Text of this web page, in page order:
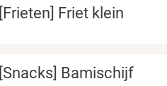
[Frieten] Friet klein
[Snacks] Bamischijf